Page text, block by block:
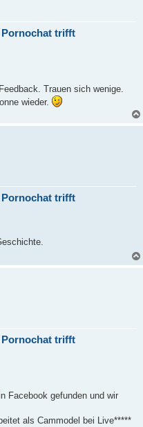
Pornochat trifft
Trauen sich wenige.
wieder.
Pornochat trifft
Pornochat trifft
Facebook gefunden und wir
als Cammodel bei Live*****